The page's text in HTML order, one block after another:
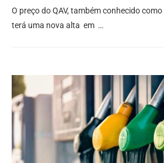
O preço do QAV, também conhecido
terá uma nova alta em …